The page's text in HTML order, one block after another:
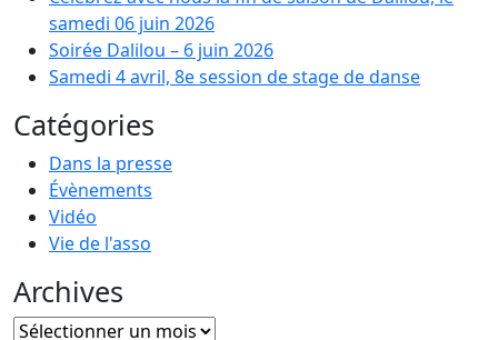
samedi 06 juin 2026
Soirée Dalilou – 6 juin 2026
Samedi 4 avril, 8e session de stage de danse
Catégories
Dans la presse
Évènements
Vidéo
Vie de l'asso
Archives
Archives